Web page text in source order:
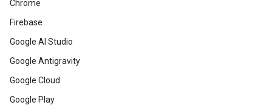
Chrome
Firebase
Google AI Studio
Google Antigravity
Google Cloud
Google Play